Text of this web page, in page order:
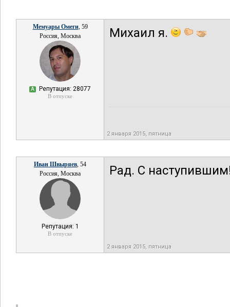
Мемуары Омеги, 59
Россия, Москва
А Репутация: 28077
В отпуске
Михаил я.
2 января 2015, пятница
Иван Швыряев, 54
Россия, Москва
Репутация: 1
В отпуске
Рад. С
2 января 2015, пятница